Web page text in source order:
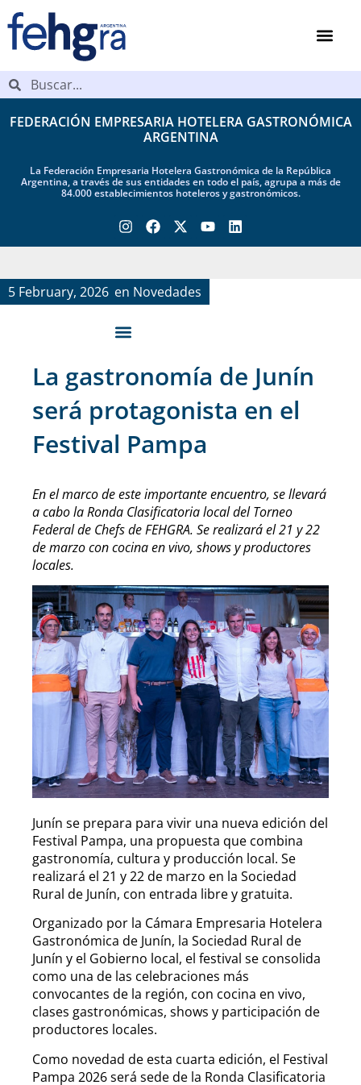
FEDERACIÓN EMPRESARIA HOTELERA GASTRONÓMICA
ARGENTINA
La Federación Empresaria Hotelera Gastronómica de la República
Argentina, a través de sus entidades en todo el país, agrupa a más de
84.000 establecimientos hoteleros y gastronómicos.
5 February, 2026 en Novedades
La gastronomía de Junín
será protagonista en el
Festival Pampa
En el marco de este importante encuentro, se llevará
a cabo la Ronda Clasificatoria local del Torneo
Federal de Chefs de FEHGRA. Se realizará el 21 y 22
de marzo con cocina en vivo, shows y productores
locales.
Junín se prepara para vivir una nueva edición del
Festival Pampa, una propuesta que combina
gastronomía, cultura y producción local. Se
realizará el 21 y 22 de marzo en la Sociedad
Rural de Junín, con entrada libre y gratuita.
Organizado por la Cámara Empresaria Hotelera
Gastronómica de Junín, la Sociedad Rural de
Junín y el Gobierno local, el festival se consolida
como una de las celebraciones más
convocantes de la región, con cocina en vivo,
clases gastronómicas, shows y participación de
productores locales.
Como novedad de esta cuarta edición, el Festival
Pampa 2026 será sede de la Ronda Clasificatoria